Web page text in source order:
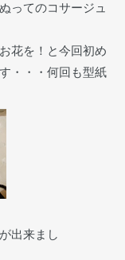
ってのコサージュ
花を！と今回初め
・・・何回も型紙
出来まし